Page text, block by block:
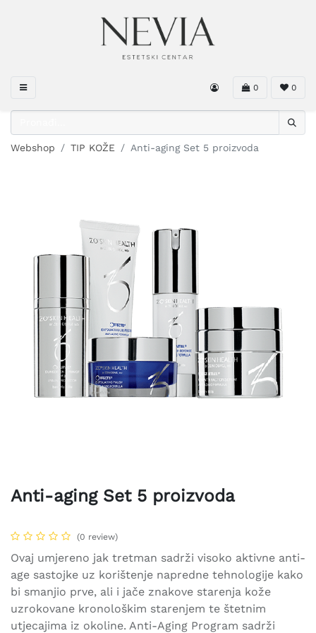
0 0
Webshop TIP KOŽE Anti-aging Set 5 proizvoda
Anti-aging Set 5 proizvoda
(0 review)
Ovaj umjereno jak tretman sadrži visoko aktivne anti-
age sastojke uz korištenje napredne tehnologije kako
bi smanjio prve, ali i jače znakove starenja kože
uzrokovane kronološkim starenjem te štetnim
utjecajima iz okoline. Anti-Aging Program sadrži